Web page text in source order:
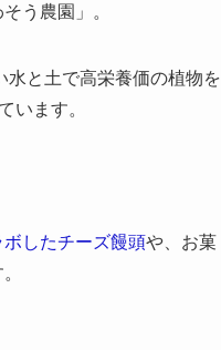
う農園」。
水と土で高栄養価の植物を
います。
したチーズ饅頭や、お菓